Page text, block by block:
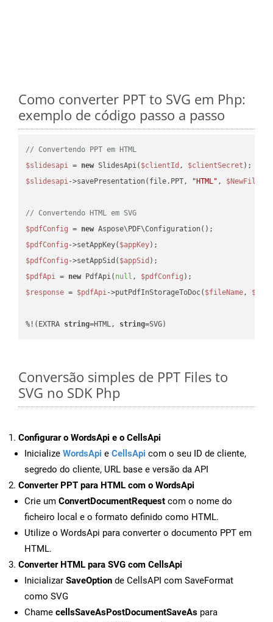
Como converter PPT to SVG em Php:
exemplo de código passo a passo
// Convertendo PPT em HTML
$slidesapi = new SlidesApi( $clientId , $clientSecret
$slidesapi->savePresentation(file.PPT, "HTML" , $NewFile
// Convertendo HTML em SVG
$pdfConfig = new
$pdfConfig ->setAppKey( $appKey
$pdfConfig ->setAppSid( $appSid
$pdfApi = new PdfApi( null , $pdfConfig
$response = $pdfApi->putPdfInStorageToDoc( $fileName,
%!(EXTRA string=HTML, string=SVG)
Conversão simples de PPT Files to
SVG no SDK Php
Configurar o WordsApi e o CellsApi
Inicialize WordsApi e CellsApi com o seu ID de cliente,
segredo do cliente, URL base e versão da API
Converter PPT para HTML com o WordsApi
Crie um ConvertDocumentRequest com o nome do
ficheiro local e o formato definido como HTML.
Utilize o WordsApi para converter o documento PPT em
HTML.
Converter HTML para SVG com CellsApi
Inicializar SaveOption de CellsAPI com SaveFormat
como SVG
Chame cellsSaveAsPostDocumentSaveAs para